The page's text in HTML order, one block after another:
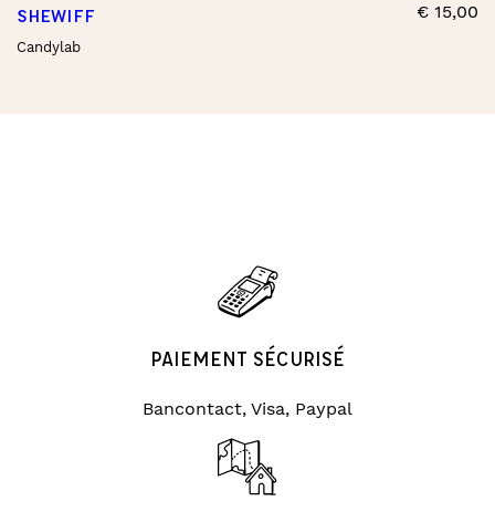
SHEWIFF
Candylab
€ 15,00
PAIEMENT SÉCURISÉ
Bancontact, Visa, Paypal